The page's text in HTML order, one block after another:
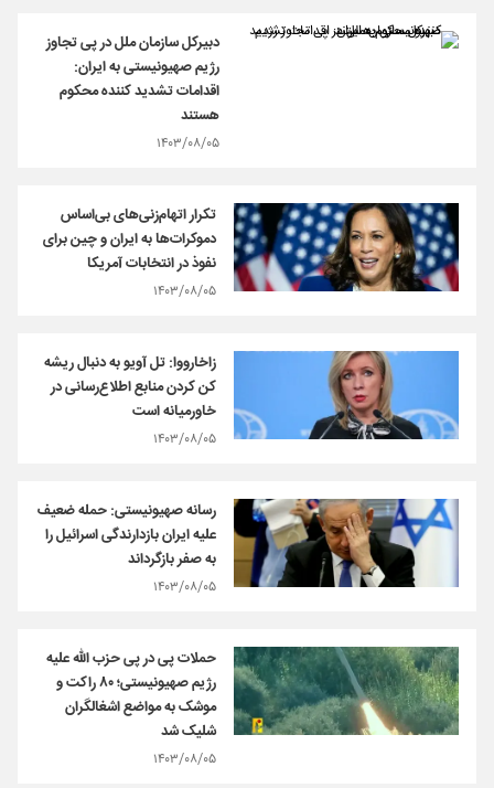
دبیرکل سازمان ملل در پی تجاوز
رژیم صهیونیستی به ایران:
اقدامات تشدید کننده محکوم
هستند
۱۴۰۳/۰۸/۰۵
تکرار اتهام‌زنی‌های بی‌اساس
دموکرات‌ها به ایران و چین برای
نفوذ در انتخابات آمریکا
۱۴۰۳/۰۸/۰۵
زاخارووا: تل آویو به دنبال ریشه
کن کردن منابع اطلاع‌رسانی در
خاورمیانه است
۱۴۰۳/۰۸/۰۵
رسانه صهیونیستی: حمله ضعیف
علیه ایران بازدارندگی اسرائیل را
به صفر بازگرداند
۱۴۰۳/۰۸/۰۵
حملات پی در پی حزب الله علیه
رژیم صهیونیستی؛ ۸۰ راکت و
موشک به مواضع اشغالگران
شلیک شد
۱۴۰۳/۰۸/۰۵